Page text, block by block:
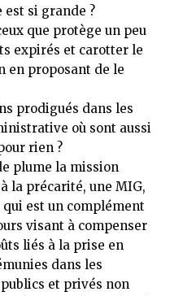
si grande ?
que protège un peu
expirés et carotter le
en proposant de le
prodigués dans les
où sont aussi
rien ?
plume la mission
la précarité, une MIG,
est un complément
visant à compenser
liés à la prise en
dans les
et privés non